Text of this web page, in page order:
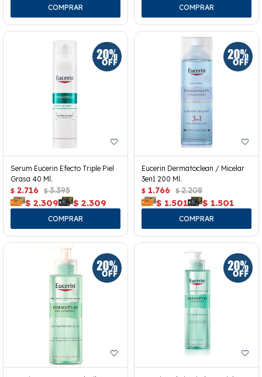
Serum Eucerin Efecto Triple Piel
Grasa 40 Ml.
$ 2.716 $ 3.395
$ 2.309 $ 2.309
Eucerin Dermatoclean / Micelar
3en1 200 Ml.
$ 1.766 $ 2.208
$ 1.501 $ 1.501